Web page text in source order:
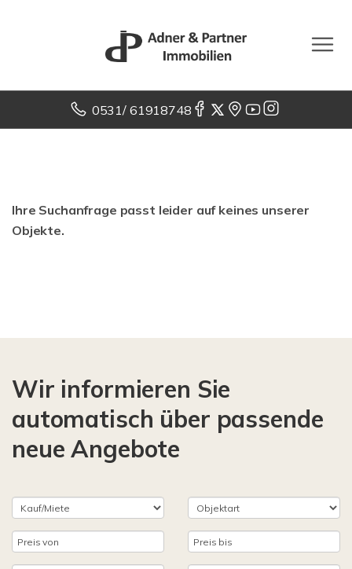
0531/ 61918748
Ihre Suchanfrage passt leider auf keines unserer
Objekte.
Wir informieren Sie
automatisch über passende
neue Angebote